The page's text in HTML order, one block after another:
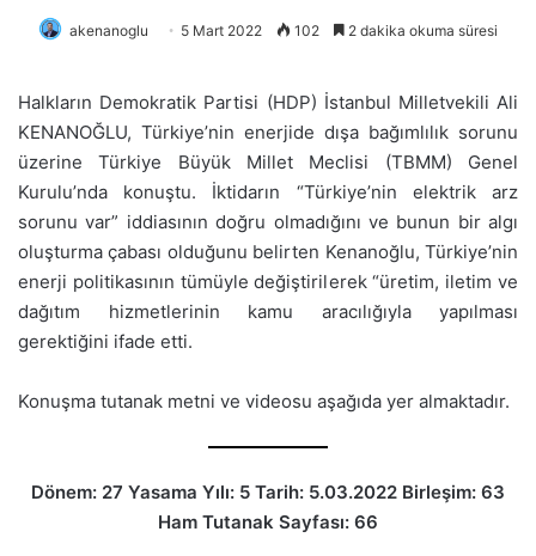
akenanoglu 5 Mart 2022 102 2 dakika okuma süresi
Halkların Demokratik Partisi (HDP) İstanbul Milletvekili Ali
KENANOĞLU, Türkiye’nin enerjide dışa bağımlılık sorunu
üzerine Türkiye Büyük Millet Meclisi (TBMM) Genel
Kurulu’nda konuştu. İktidarın “Türkiye’nin elektrik arz
sorunu var” iddiasının doğru olmadığını ve bunun bir algı
oluşturma çabası olduğunu belirten Kenanoğlu, Türkiye’nin
enerji politikasının tümüyle değiştirilerek “üretim, iletim ve
dağıtım hizmetlerinin kamu aracılığıyla yapılması
gerektiğini ifade etti.
Konuşma tutanak metni ve videosu aşağıda yer almaktadır.
Dönem: 27 Yasama Yılı: 5 Tarih: 5.03.2022 Birleşim: 63
Ham Tutanak Sayfası: 66